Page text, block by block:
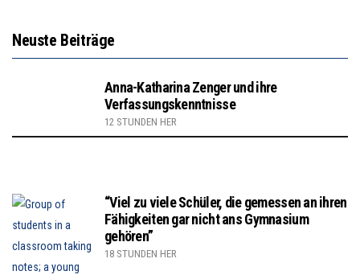
Neuste Beiträge
Anna-Katharina Zenger und ihre
Verfassungskenntnisse
12 STUNDEN HER
“Viel zu viele Schüler, die gemessen an ihren
Fähigkeiten gar nicht ans Gymnasium
gehören”
18 STUNDEN HER